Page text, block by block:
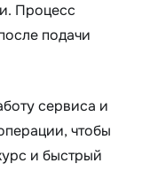
Процесс
подачи
сервиса и
чтобы
и быстрый